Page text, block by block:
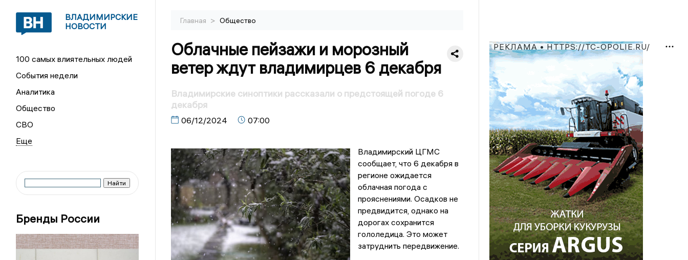
ВЛАДИМИРСКИЕ
НОВОСТИ
100 самых влиятельных людей
События недели
Аналитика
Общество
СВО
Бренды России
Главная > Общество
Облачные пейзажи и морозный
ветер ждут владимирцев 6 декабря
Владимирские синоптики рассказали о предстоящей погоде 6
декабря
06/12/2024 07:00
Владимирский ЦГМС
сообщает, что 6 декабря в
регионе ожидается
облачная погода с
прояснениями. Осадков не
предвидится, однако на
дорогах сохранится
гололедица. Это может
затруднить передвижение.
РЕКЛАМА • HTTPS://TC-OPOLIE.RU/